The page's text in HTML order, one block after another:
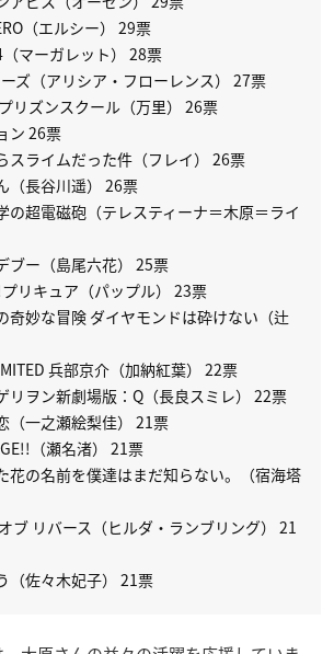
（エルシー） 29票
マーガレット） 28票
ズ（アリシア・フローレンス） 27票
リズンスクール（万里） 26票
ン 26票
スライムだった件（フレイ） 26票
（長谷川遥） 26票
の超電磁砲（テレスティーナ＝木原＝ライ
ブー（島尾六花） 25票
リキュア（パップル） 23票
奇妙な冒険 ダイヤモンドは砕けない（辻
兵部京介（加納紅葉） 22票
リヲン新劇場版：Q（長良スミレ） 22票
（一之瀬絵梨佳） 21票
（瀬名渚） 21票
花の名前を僕達はまだ知らない。（宿海塔
ブ リバース（ヒルダ・ランブリング） 21
（佐々木妃子） 21票